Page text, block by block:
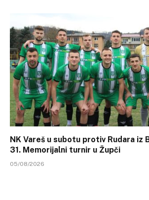
NK Vareš u subotu protiv Rudara iz
31. Memorijalni turnir u Župči
05/08/2026